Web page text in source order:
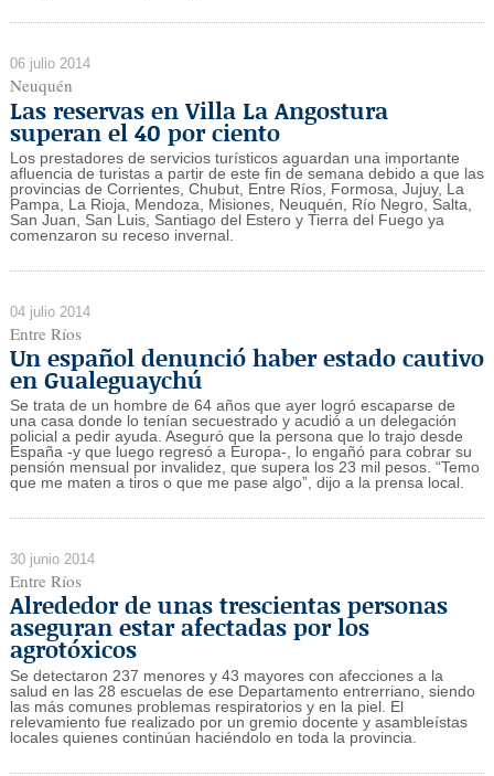
06 julio 2014
Neuquén
Las reservas en Villa La Angostura
superan el 40 por ciento
Los prestadores de servicios turísticos aguardan una importante
afluencia de turistas a partir de este fin de semana debido a que las
provincias de Corrientes, Chubut, Entre Ríos, Formosa, Jujuy, La
Pampa, La Rioja, Mendoza, Misiones, Neuquén, Río Negro, Salta,
San Juan, San Luis, Santiago del Estero y Tierra del Fuego ya
comenzaron su receso invernal.
04 julio 2014
Entre Ríos
Un español denunció haber estado cautivo
en Gualeguaychú
Se trata de un hombre de 64 años que ayer logró escaparse de
una casa donde lo tenían secuestrado y acudió a un delegación
policial a pedir ayuda. Aseguró que la persona que lo trajo desde
España -y que luego regresó a Europa-, lo engañó para cobrar su
pensión mensual por invalidez, que supera los 23 mil pesos. “Temo
que me maten a tiros o que me pase algo”, dijo a la prensa local.
30 junio 2014
Entre Ríos
Alrededor de unas trescientas personas
aseguran estar afectadas por los
agrotóxicos
Se detectaron 237 menores y 43 mayores con afecciones a la
salud en las 28 escuelas de ese Departamento entrerriano, siendo
las más comunes problemas respiratorios y en la piel. El
relevamiento fue realizado por un gremio docente y asambleístas
locales quienes continúan haciéndolo en toda la provincia.